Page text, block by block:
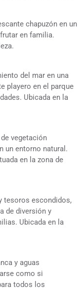
chapuzón en un
en familia.
del mar en una
playero en el parque
Ubicada en la
vegetación
un entorno natural.
en la zona de
tesoros escondidos,
de diversión y
Ubicada en la
y aguas
como si
todos los